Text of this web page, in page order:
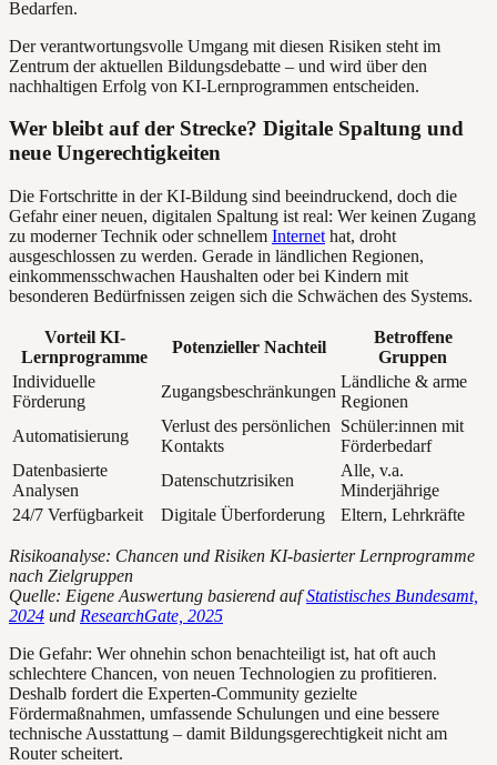
Bedarfen.
Der verantwortungsvolle Umgang mit diesen Risiken steht im
Zentrum der aktuellen Bildungsdebatte – und wird über den
nachhaltigen Erfolg von KI-Lernprogrammen entscheiden.
Wer bleibt auf der Strecke? Digitale Spaltung und
neue Ungerechtigkeiten
Die Fortschritte in der KI-Bildung sind beeindruckend, doch die
Gefahr einer neuen, digitalen Spaltung ist real: Wer keinen Zugang
zu moderner Technik oder schnellem Internet hat, droht
ausgeschlossen zu werden. Gerade in ländlichen Regionen,
einkommensschwachen Haushalten oder bei Kindern mit
besonderen Bedürfnissen zeigen sich die Schwächen des Systems.
Vorteil KI-
Lernprogramme
Potenzieller Nachteil
Betroffene
Gruppen
Individuelle
Förderung
Zugangsbeschränkungen
Ländliche & arme
Regionen
Automatisierung
Verlust des persönlichen
Kontakts
Schüler:innen mit
Förderbedarf
Datenbasierte
Analysen
Datenschutzrisiken
Alle, v.a.
Minderjährige
24/7 Verfügbarkeit
Digitale Überforderung Eltern, Lehrkräfte
Risikoanalyse: Chancen und Risiken KI-basierter Lernprogramme
nach Zielgruppen
Quelle: Eigene Auswertung basierend aufStatistisches Bundesamt,
2024 und ResearchGate, 2025
Die Gefahr: Wer ohnehin schon benachteiligt ist, hat oft auch
schlechtere Chancen, von neuen Technologien zu profitieren.
Deshalb fordert die Experten-Community gezielte
Fördermaßnahmen, umfassende Schulungen und eine bessere
technische Ausstattung – damit Bildungsgerechtigkeit nicht am
Router scheitert.